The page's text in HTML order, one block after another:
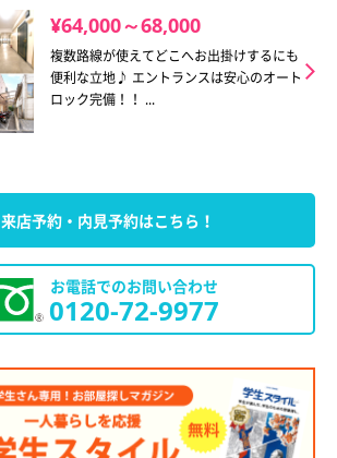
¥64,000～68,000
複数路線が使えてどこへお出掛けするにも
便利な立地♪ エントランスは安心のオート
ロック完備！！ ...
来店予約・内見予約はこちら！
お電話でのお問い合わせ
0120-72-9977